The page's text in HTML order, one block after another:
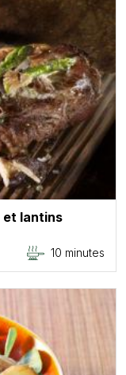
et lantins
10 minutes